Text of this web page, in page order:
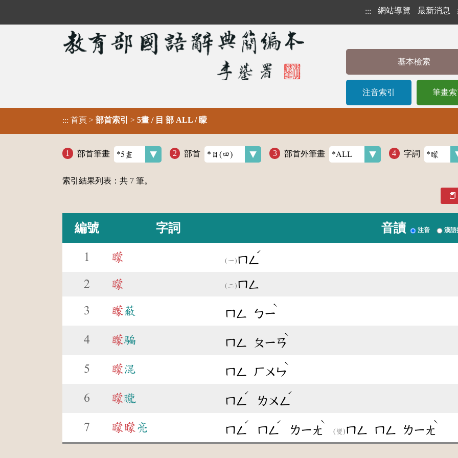
::: 網站導覽 最新消息
基本檢索
注音索引 筆畫
::: 首頁 > 部首索引 > 5畫 / 目 部 ALL / 矇
部首筆畫 部首 部首外筆畫 字詞
索引結果列表：共 7 筆。
編號 字詞 音讀 注音 漢語
1 矇 ㄇㄥ
ˊ
2 矇 ㄇㄥ
3 矇 蔽 ㄇㄥ ㄅㄧ
ˋ
4 矇騙 ㄇㄥ ㄆㄧㄢ
ˋ
5 矇混 ㄇㄥ ㄏㄨㄣ
ˋ
6 矇矓 ㄇㄥ
ˊ
ㄌㄨㄥ
ˊ
7 矇矇 亮 ㄇㄥ
ˊ
ㄇㄥ
ˊ
ㄌㄧㄤ
ˋ
(變) ㄇㄥ ㄇㄥ ㄌㄧㄤ
ˋ